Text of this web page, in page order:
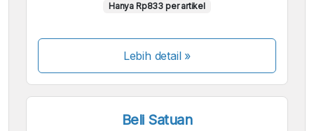
Hanya Rp833 per artikel
Lebih detail »
Beli Satuan